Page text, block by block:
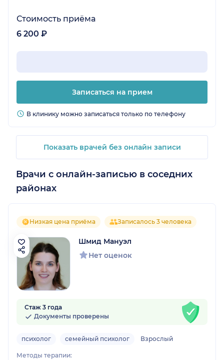
Стоимость приёма
6 200 ₽
Записаться на прием
В клинику можно записаться только по телефону
Показать врачей без онлайн записи
Врачи с онлайн-записью в соседних
районах
Низкая цена приёма Записалось 3 человека
Шмид Мануэл
Нет оценок
Стаж 3 года
Документы проверены
психолог семейный психолог Взрослый
Методы терапии: